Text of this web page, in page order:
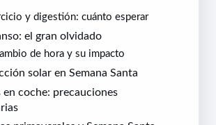
y digestión: cuánto esperar
el gran olvidado
de hora y su impacto
solar en Semana Santa
en coche: precauciones